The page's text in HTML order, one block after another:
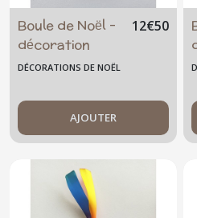
Boule de Noël -
décoration
personnalisable
christmas -
renard roux
12€50
DÉCORATIONS DE NOËL
AJOUTER